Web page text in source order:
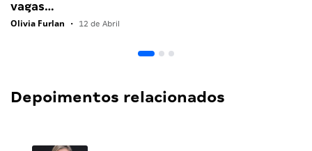
vagas…
Olivia Furlan • 12 de Abril
Depoimentos relacionados